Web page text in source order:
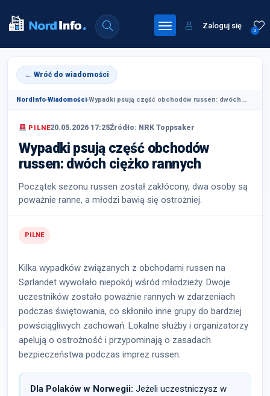
0
Zaloguj się
← Wróć do wiadomości
NordInfo›Wiadomości›Wypadki psują część obchodów russen: dwóch...
PILNE20.05.2026 17:25Źródło: NRK Toppsaker
Wypadki psują część obchodów
russen: dwóch ciężko rannych
Początek sezonu russen został zakłócony, dwa osoby są
poważnie ranne, a młodzi bawią się ostrożniej.
PILNE
Kilka wypadków związanych z obchodami russen na
Sørlandet wywołało niepokój wśród młodzieży. Dwoje
uczestników zostało poważnie rannych w zdarzeniach
podczas świętowania, co skłoniło inne grupy do bardziej
powściągliwych zachowań. Lokalne służby i organizatorzy
apelują o ostrożność i przypominają o zasadach
bezpieczeństwa podczas imprez russen.
Dla Polaków w Norwegii: Jeżeli uczestniczysz w